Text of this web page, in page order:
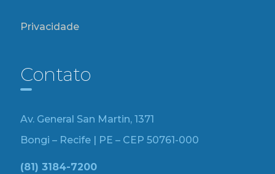
Privacidade
Contato
Av. General San Martin, 1371
Bongi – Recife | PE – CEP 50761-000
(81) 3184-7200